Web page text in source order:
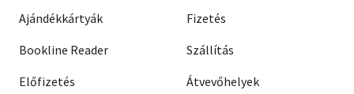
Ajándékkártyák
Bookline Reader
Előfizetés
Fizetés
Szállítás
Átvevőhelyek